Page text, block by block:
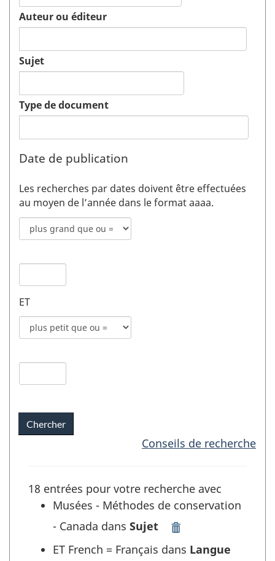
Auteur ou éditeur
Sujet
Type de document
Date de publication
Les recherches par dates doivent être effectuées
au moyen de l’année dans le format aaaa.
Mode
de
pour
publication
champs
1
Date
1
ET
Mode
de
pour
champs
2
Date
Conseils de recherche
18 entrées pour votre recherche avec
Musées - Méthodes de conservation
- Canada dans Sujet
-
ET French = Français dans Langue